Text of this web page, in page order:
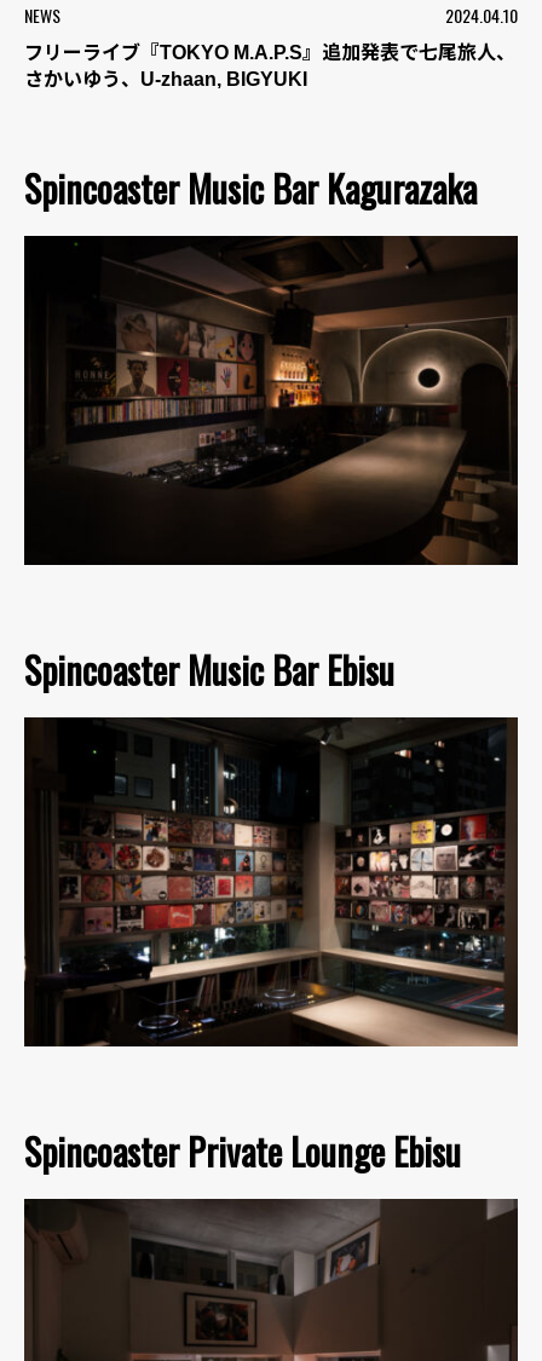
NEWS 2024.04.10
フリーライブ『TOKYO M.A.P.S』追加発表で七尾旅人、
さかいゆう、U-zhaan, BIGYUKI
Spincoaster Music Bar Kagurazaka
Spincoaster Music Bar Ebisu
Spincoaster Private Lounge Ebisu